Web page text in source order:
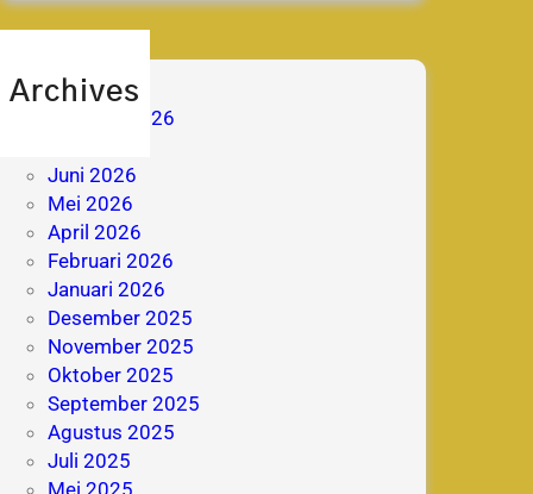
Archives
Agustus 2026
Juni 2026
Mei 2026
April 2026
Februari 2026
Januari 2026
Desember 2025
November 2025
Oktober 2025
September 2025
Agustus 2025
Juli 2025
Mei 2025